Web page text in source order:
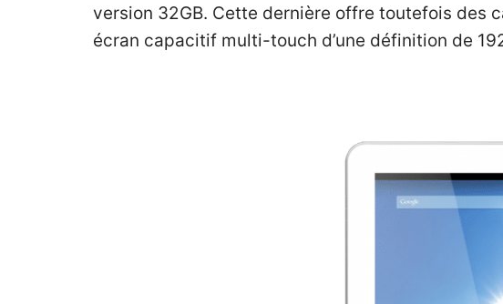
version 32GB. Cette dernière offre toutefois des
écran capacitif multi-touch d’une définition de